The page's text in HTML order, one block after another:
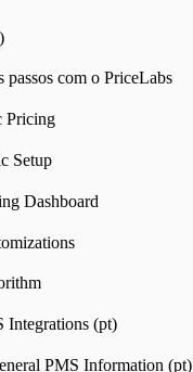
passos com o PriceLabs
Pricing
Setup
Dashboard
Integrations (pt)
PMS Information (pt)